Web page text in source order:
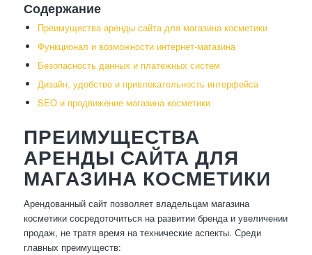
Содержание
Преимущества аренды сайта для магазина косметики
Функционал и возможности интернет-магазина
Безопасность данных и платежных систем
Дизайн, удобство и привлекательность интерфейса
SEO и продвижение магазина косметики
ПРЕИМУЩЕСТВА
АРЕНДЫ САЙТА ДЛЯ
МАГАЗИНА КОСМЕТИКИ
Арендованный сайт позволяет владельцам магазина
косметики сосредоточиться на развитии бренда и увеличении
продаж, не тратя время на технические аспекты. Среди
главных преимуществ: